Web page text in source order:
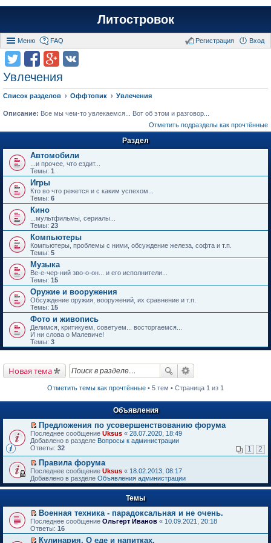
Литостровок
Меню FAQ Вход
Регистрация
Увлечения
Список разделов Оффтопик Увлечения
Описание: Все мы чем-то увлекаемся... Вот об этом и разговор...
Отметить подразделы как прочтённые
Раздел
Автомобили
...и прочее, что ездит...
Темы: 1
Игры
Кто во что режется и с каким успехом...
Темы: 6
Кино
...мультфильмы, сериалы...
Темы: 23
Компьютеры
Компьютеры, проблемы с ними, обсуждение железа, софта и т.п.
Темы: 5
Музыка
Ве-е-чер-ний зво-о-он... и его исполнители...
Темы: 15
Оружие и вооружения
Обсуждение оружия, вооружений, их сравнение и т.п.
Темы: 15
Фото и живопись
Делимся, критикуем, советуем... восторгаемся...
И ни слова о Малевиче!
Темы: 3
Новая тема
Отметить темы как прочтённые • 5 тем • Страница 1 из 1
Объявления
П
е
р
й
т
и
к
п
в
о
м
у
н
Предложения по усовершенствованию форума
Последнее сообщение Uksus « 28.07.2020, 18:49
Добавлено в разделе Вопросы к администрации
Ответы: 32 1 2
П
е
р
е
т
и
к
п
е
р
Правила форума
Последнее сообщение Uksus « 18.02.2013, 08:17
Добавлено в разделе Объявления администрации
Темы
П
е
р
е
Военная техника - парадоксальная и не очень.
Последнее сообщение Ольгерт Иванов « 10.09.2021, 20:18
Ответы: 16
Кулинария. О еде и напитках.